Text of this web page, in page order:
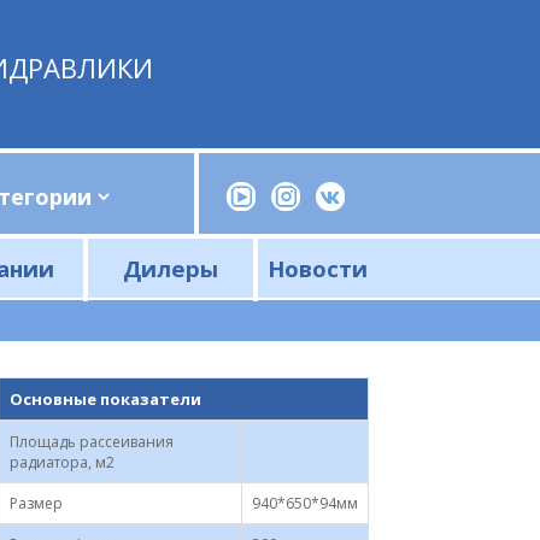
Дилеры Новости
Основные показатели
Площадь рассеивания
радиатора, м2
Размер
940*650*94мм